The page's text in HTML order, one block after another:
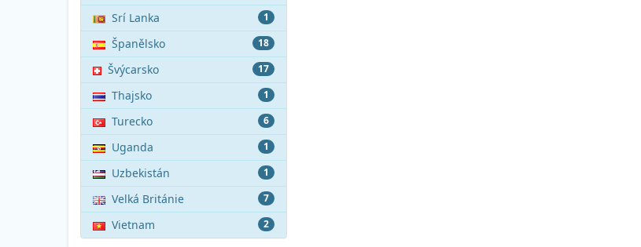
1
Srí Lanka
18
Španělsko
17
Švýcarsko
1
Thajsko
6
Turecko
1
Uganda
1
Uzbekistán
7
Velká Británie
2
Vietnam